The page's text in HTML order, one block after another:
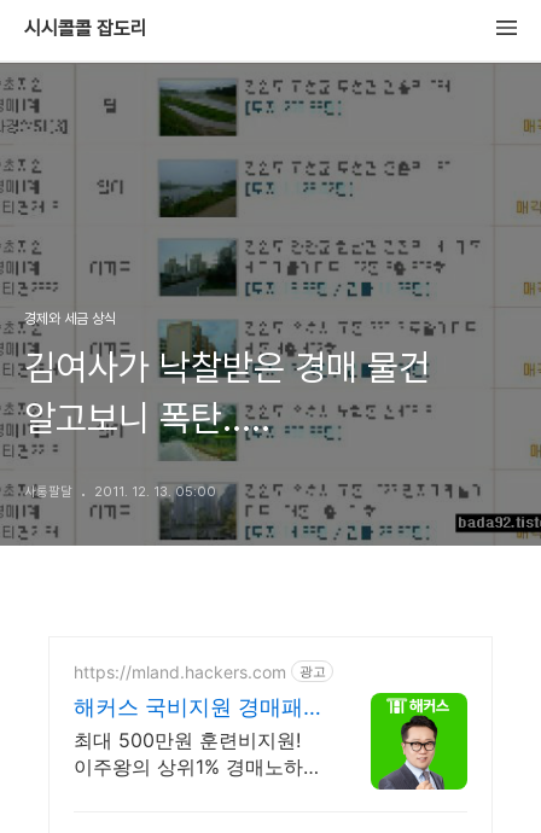
시시콜콜 잡도리
경제와 세금 상식
김여사가 낙찰받은 경매 물건
알고보니 폭탄.....
사통팔달 2011. 12. 13. 05:00
https://mland.hackers.com 광고
해커스 국비지원 경매패
키지 내일배움카드 특급
지원 혜택!
최대 500만원 훈련비지원!
이주왕의 상위1% 경매노하우